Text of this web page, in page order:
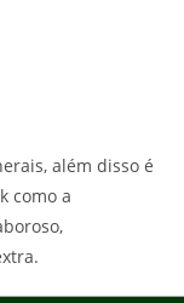
além disso é
como a